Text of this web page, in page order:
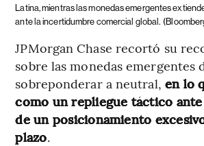
Latina, mientras las monedas emergentes
ante la incertidumbre comercial global.
JPMorgan Chase recortó su
sobre las monedas emergentes
sobreponderar a neutral, en lo
como un repliegue táctico
de un posicionamiento
plazo.